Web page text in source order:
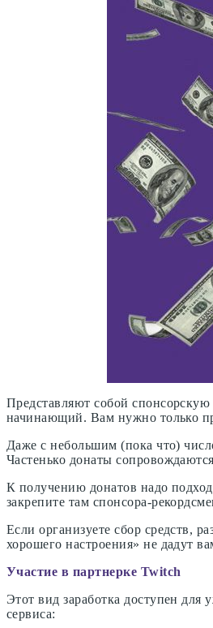
Представляют собой
начинающий. Вам нужно только
Даже с небольшим (пока что)
Частенько донаты
К получению донатов надо
закрепите там спонсора-
Если организуете сбор средств,
хорошего настроения» не дадут
Участие в партнерке Twitch
Этот вид заработка доступен
сервиса: